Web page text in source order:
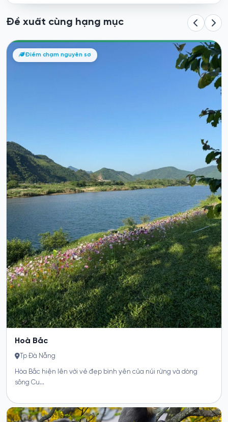
Đề xuất cùng hạng mục
Điểm chạm nguyên sơ
Sơn Trà – Lá Phổi Xanh Và Niềm Tự Hào Của Đà